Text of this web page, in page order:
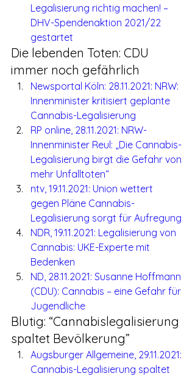
Legalisierung richtig machen! –
DHV-Spendenaktion 2021/22
gestartet
Die lebenden Toten: CDU
immer noch gefährlich
Newsportal Köln: 28.11.2021: NRW:
Innenminister kritisiert geplante
Cannabis-Legalisierung
RP online, 28.11.2021: NRW-
Innenminister Reul: „Die Cannabis-
Legalisierung birgt die Gefahr von
mehr Unfalltoten“
ntv, 19.11.2021: Union wettert
gegen Pläne Cannabis-
Legalisierung sorgt für Aufregung
NDR, 19.11.2021: Legalisierung von
Cannabis: UKE-Experte mit
Bedenken
ND, 28.11.2021: Susanne Hoffmann
(CDU): Cannabis – eine Gefahr für
Jugendliche
Blutig: “Cannabislegalisierung
spaltet Bevölkerung”
Augsburger Allgemeine, 29.11.2021:
Cannabis-Legalisierung spaltet